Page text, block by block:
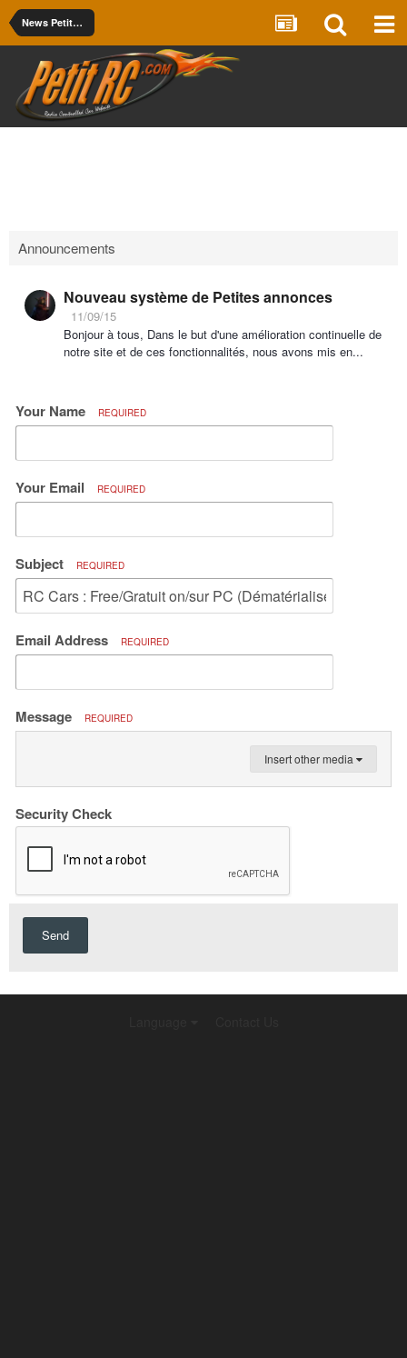
News PetitRC
Announcements
Nouveau système de Petites annonces
11/09/15
Bonjour à tous, Dans le but d'une amélioration continuelle de
notre site et de ces fonctionnalités, nous avons mis en...
Your Name REQUIRED
Your Email REQUIRED
Subject REQUIRED
Email Address REQUIRED
Message REQUIRED
Insert other media
Security Check
Send